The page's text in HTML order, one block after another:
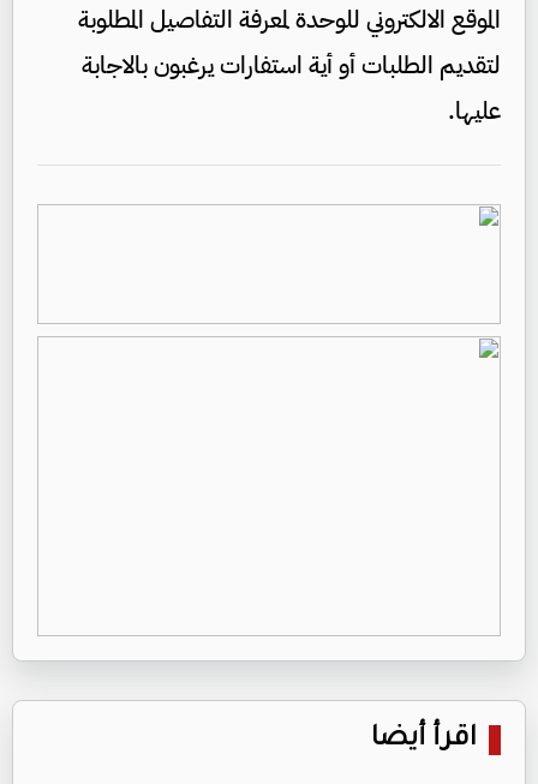
الموقع الالكتروني للوحدة لمعرفة التفاصيل المطلوبة
لتقديم الطلبات أو أية استفارات يرغبون بالاجابة
عليها.
اقرأ أيضا